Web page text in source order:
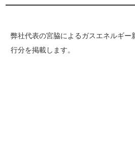
弊社代表の宮脇によるガスエネルギー
行分を掲載します。